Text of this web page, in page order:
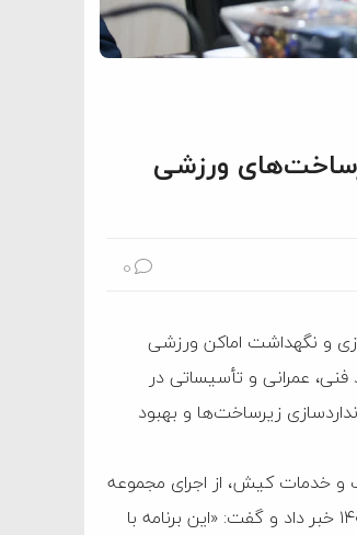
ورزشی
0
و نگهداشت اماکن ورزشی
داد و گفت: همزمان با اجرای این برنامه، بیش از ۲۵۰ فرآیند فنی، عمرانی و تأسیساتی در
زیرساخت‌ها و بهبود
و خدمات کیش، از اجرای مجموعه
اقدامات توسعه‌ای، نوسازی، بهسازی و نگهداری در اماکن ورزشی جزیره طی سال ۱۴۰۴ خبر داد و گفت: «این برنامه با